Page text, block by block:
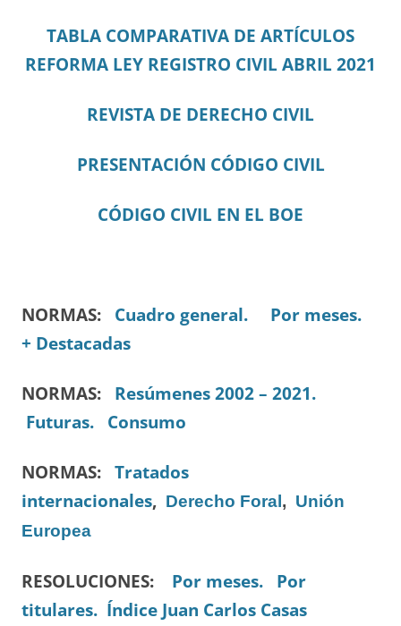
TABLA COMPARATIVA DE ARTÍCULOS
REFORMA LEY REGISTRO CIVIL ABRIL 2021
REVISTA DE DERECHO CIVIL
PRESENTACIÓN CÓDIGO CIVIL
CÓDIGO CIVIL EN EL BOE
NORMAS: Cuadro general.
Por meses.
+ Destacadas
NORMAS:
Resúmenes 2002 – 2021.
Futuras.
Consumo
NORMAS: Tratados
internacionales, Derecho Foral , Unión
Europea
RESOLUCIONES: Por meses.
Por
titulares. Índice Juan Carlos Casas